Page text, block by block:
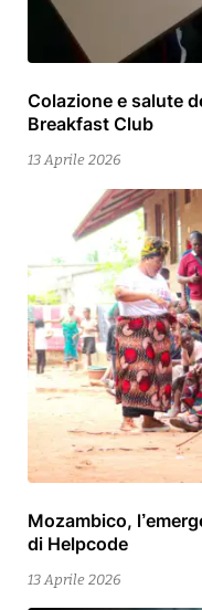
Colazione e salute
Breakfast Club
13 Aprile 2026
13
Aprile
2026
Mozambico,
di Helpcode
13 Aprile 2026
15
Aprile
2026